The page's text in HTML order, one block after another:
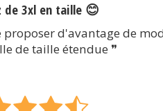
de 3xl en taille 😊
proposer d'avantage de
de taille étendue ❞